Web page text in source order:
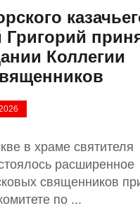
Григорий
Коллегии
в храме святителя
расширенное
священников
по ...